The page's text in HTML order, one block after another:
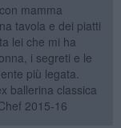
mamma
tavola e dei piatti
lei che mi ha
i segreti e le
più legata.
ballerina classica
2015-16